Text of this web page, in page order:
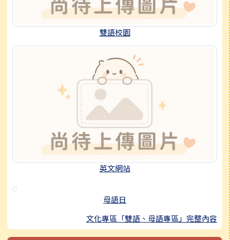
雙語校園
英文網站
母語日
文化專區「雙語、母語專區」完整內容